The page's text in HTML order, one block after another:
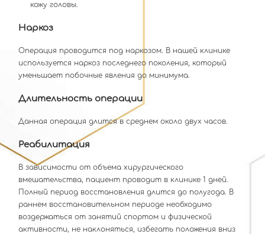
кожу головы.
Наркоз
Операция проводится под наркозом. В нашей клинике
используется наркоз последнего поколения, который
уменьшает побочные явления до минимума.
Длительность операции
Данная операция длится в среднем около двух часов.
Реабилитация
В зависимости от объема хирургического
вмешательства, пациент проводит в клинике 1 дней.
Полный период восстановления длится до полугода. В
раннем восстановительном периоде необходимо
воздержаться от занятий спортом и физической
активности, не наклоняться, избегать положения вниз